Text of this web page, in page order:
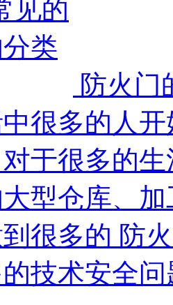
防火门
很多的人
于很多的
型仓库、
很多的 防
技术安全